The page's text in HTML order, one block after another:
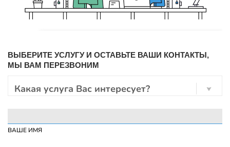
ВЫБЕРИТЕ УСЛУГУ И ОСТАВЬТЕ ВАШИ КОНТАКТЫ,
МЫ ВАМ ПЕРЕЗВОНИМ
Какая услуга Вас интересует?
ВАШЕ ИМЯ